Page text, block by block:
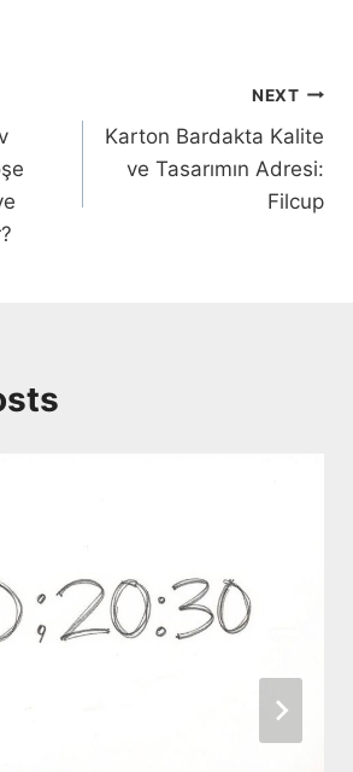
NEXT
Karton Bardakta Kalite
ve Tasarımın Adresi:
Filcup